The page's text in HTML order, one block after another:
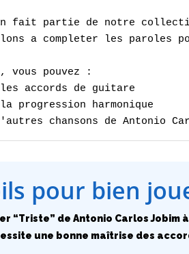
fait partie de notre
a completer les paroles
vous pouvez :
accords de guitare
progression harmonique
chansons de Antonio
pour bien
“Triste” de Antonio Carlos
une bonne maîtrise des